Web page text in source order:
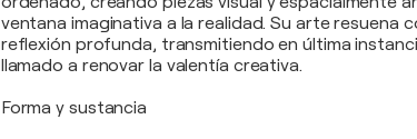
ventana imaginativa a la realidad. Su arte resuena
reflexión profunda, transmitiendo en última
llamado a renovar la valentía creativa.
Forma y sustancia